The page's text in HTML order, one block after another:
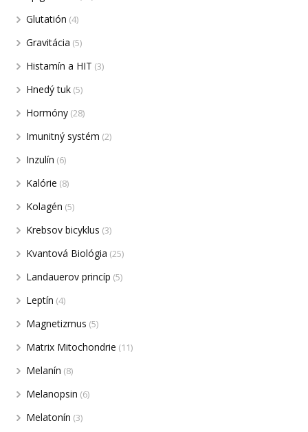
Glutatión (4)
Gravitácia (5)
Histamín a HIT (3)
Hnedý tuk (5)
Hormóny (28)
Imunitný systém (2)
Inzulín (6)
Kalórie (8)
Kolagén (5)
Krebsov bicyklus (3)
Kvantová Biológia (25)
Landauerov princíp (5)
Leptín (4)
Magnetizmus (5)
Matrix Mitochondrie (11)
Melanín (8)
Melanopsin (6)
Melatonín (3)